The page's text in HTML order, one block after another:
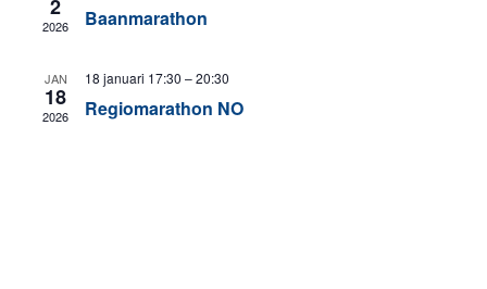
2
2026 Baanmarathon
JAN
18
2026
18 januari 17:30 –20:30
Regiomarathon NO